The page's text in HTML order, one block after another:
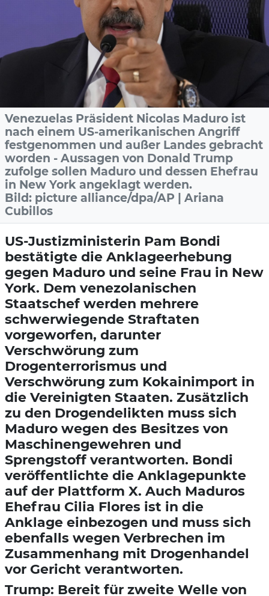
Venezuelas Präsident Nicolas Maduro ist
nach einem US-amerikanischen Angriff
festgenommen und außer Landes gebracht
worden - Aussagen von Donald Trump
zufolge sollen Maduro und dessen Ehefrau
in New York angeklagt werden.
Bild: picture alliance/dpa/AP | Ariana
Cubillos
US-Justizministerin Pam Bondi
bestätigte die Anklageerhebung
gegen Maduro und seine Frau in New
York. Dem venezolanischen
Staatschef werden mehrere
schwerwiegende Straftaten
vorgeworfen, darunter
Verschwörung zum
Drogenterrorismus und
Verschwörung zum Kokainimport in
die Vereinigten Staaten. Zusätzlich
zu den Drogendelikten muss sich
Maduro wegen des Besitzes von
Maschinengewehren und
Sprengstoff verantworten. Bondi
veröffentlichte die Anklagepunkte
auf der Plattform X. Auch Maduros
Ehefrau Cilia Flores ist in die
Anklage einbezogen und muss sich
ebenfalls wegen Verbrechen im
Zusammenhang mit Drogenhandel
vor Gericht verantworten.
Trump: Bereit für zweite Welle von